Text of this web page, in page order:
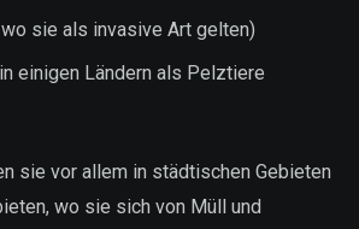
sie als invasive Art gelten)
einigen Ländern als Pelztiere
sie vor allem in städtischen Gebieten
wo sie sich von Müll und